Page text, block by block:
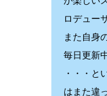
ロデュー
また自身
毎日更新中
・・・と
はまた違